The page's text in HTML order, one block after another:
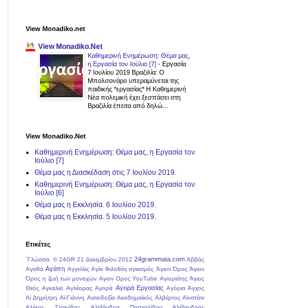
View Monadiko.net
View Monadiko.Net
Καθημερινή Ενημέρωση: Θέμα μας,
η Εργασία τον Ιούλιο [7] - Εργασία
7 Ιουλίου 2019 Βραζιλία: Ο
Μπολσονάρο υπεραμύνεται της
παιδικής *εργασίας* Η Καθημερινή
Νέα πολεμική έχει ξεσπάσει στη
Βραζιλία έπειτα από δηλώ...
View Monadiko.Net
Καθημερινή Ενημέρωση: Θέμα μας, η Εργασία τον
Ιούλιο [7]
Θέμα μας η Διασκέδαση στις 7 Ιουλίου 2019.
Καθημερινή Ενημέρωση: Θέμα μας, η Εργασία τον
Ιούλιο [6]
Θέμα μας η Εκκλησία. 6 Ιουλίου 2019.
Θέμα μας η Εκκλησία. 5 Ιουλίου 2019.
Ετικέτες
΄Γλώσσα. © 24GR 21 Δεκεμβρίου 2012 24grammata.com Αββάς
Αγαθά Αγάπη Αγγελίες Αγία Φιλοθέη αγιασμός Άγιον Όρος Άγιον
Όρος η ζωή των μοναχών Αγιον Ορος YouTube Αγιορείτης Άγιος
Θεός Αγκαλιά Αγλέορας Αγορά Αγορά Εργασίας Αγόρια Άγχος
Αϊ Δημήτρη Αϊ-Γιάννη Αισιοδοξία Ακαδημαϊκός Αλβέρτος Αϊνστάιν